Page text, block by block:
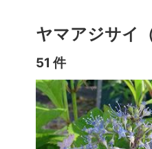
ヤマアジサイ
51 件